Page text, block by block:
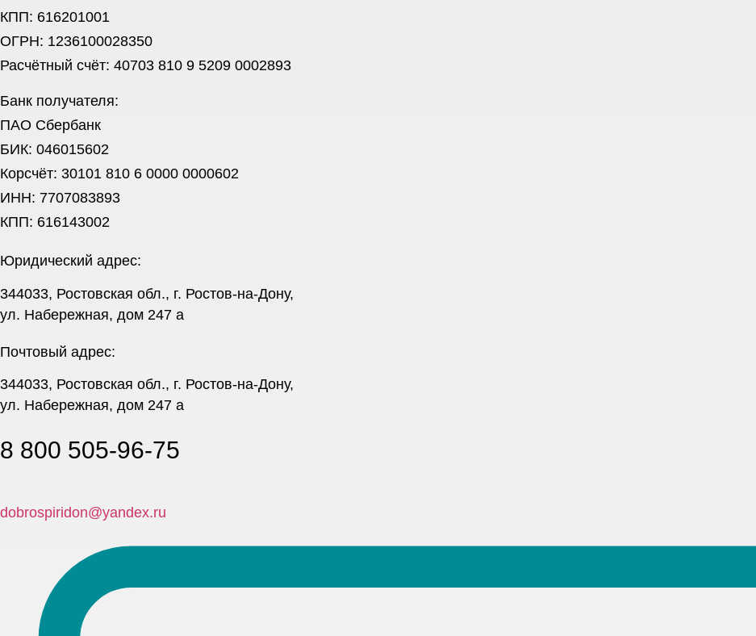
КПП: 616201001
ОГРН: 1236100028350
Расчётный счёт: 40703 810 9 5209 0002893
Банк получателя:
ПАО Сбербанк
БИК: 046015602
Корсчёт: 30101 810 6 0000 0000602
ИНН: 7707083893
КПП: 616143002
Юридический адрес:
344033, Ростовская обл., г. Ростов-на-Дону,
ул. Набережная, дом 247 а
Почтовый адрес:
344033, Ростовская обл., г. Ростов-на-Дону,
ул. Набережная, дом 247 а
8 800 505-96-75
dobrospiridon@yandex.ru